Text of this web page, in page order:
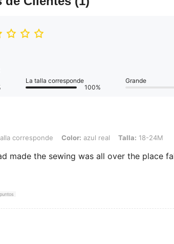
La talla corresponde
100%
Grande
Color: azul real, Talla: 18-24M
corresponde Color: azul real Talla: 18-24M
made the sewing was all over the place